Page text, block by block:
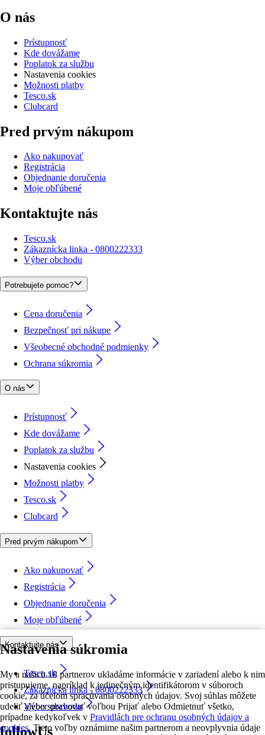
Nastavenia súkromia
My a našich 18 partnerov ukladáme informácie v zariadení alebo k nim
pristupujeme, napríklad k jedinečným identifikátorom v súboroch
cookie, za účelom spracúvania osobných údajov. Svoj súhlas môžete
udeliť alebo spravovať voľbou Prijať alebo Odmietnuť všetko,
prípadne kedykoľvek v Pravidlách pre ochranu osobných údajov a
cookies. Tieto voľby oznámime našim partnerom a neovplyvnia údaje
O nás
Prístupnosť
Kde dovážame
Poplatok za službu
Nastavenia cookies
Možnosti platby
Tesco.sk
Clubcard
Pred prvým nákupom
Ako nakupovať
Registrácia
Objednanie doručenia
Moje obľúbené
Kontaktujte nás
Tesco.sk
Zákaznícka linka - 0800222333
Výber obchodu
Potrebujete pomoc?
Cena doručenia
Bezpečnosť pri nákupe
Všeobecné obchodné podmienky
Ochrana súkromia
O nás
Prístupnosť
Kde dovážame
Poplatok za službu
Nastavenia cookies
Možnosti platby
Tesco.sk
Clubcard
Pred prvým nákupom
Ako nakupovať
Registrácia
Objednanie doručenia
Moje obľúbené
Kontaktujte nás
Tesco.sk
Zákaznícka linka - 0800222333
Výber obchodu
followUs